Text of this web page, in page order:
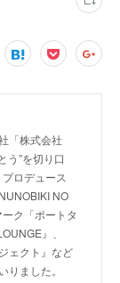
「株式会社
う”を切り口
ロデュース
NO
ク「ポートタ
』、
ェクト』など
ました。